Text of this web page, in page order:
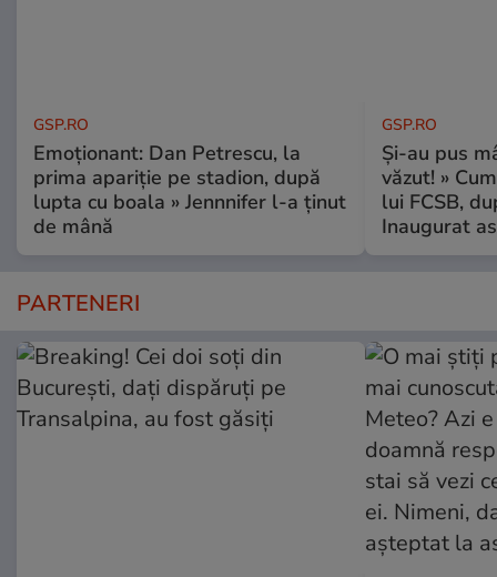
GSP.RO
Emoționant: Dan Petrescu, la
prima apariție pe stadion, după
lupta cu boala » Jennnifer l-a ținut
de mână
GSP.RO
Și-au pus
văzut! »
lui FCSB,
Inaugurat
PARTENERI